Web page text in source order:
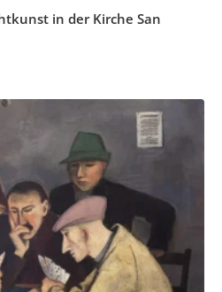
in der Kirche San